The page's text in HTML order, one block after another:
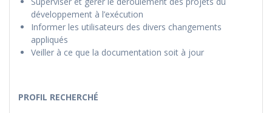
développement à l’exécution
Informer les utilisateurs des divers changements
appliqués
Veiller à ce que la documentation soit à jour
PROFIL RECHERCHÉ